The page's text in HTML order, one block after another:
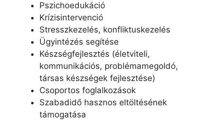
Pszichoedukáció
Krízisintervenció
Stresszkezelés, konfliktuskezelés
Ügyintézés segítése
Készségfejlesztés (életviteli,
kommunikációs, problémamegoldó,
társas készségek fejlesztése)
Csoportos foglalkozások
Szabadidő hasznos eltöltésének
támogatása